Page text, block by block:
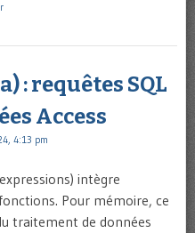
: requêtes SQL
Access
4:13 pm
intègre
Pour mémoire, ce
traitement de données